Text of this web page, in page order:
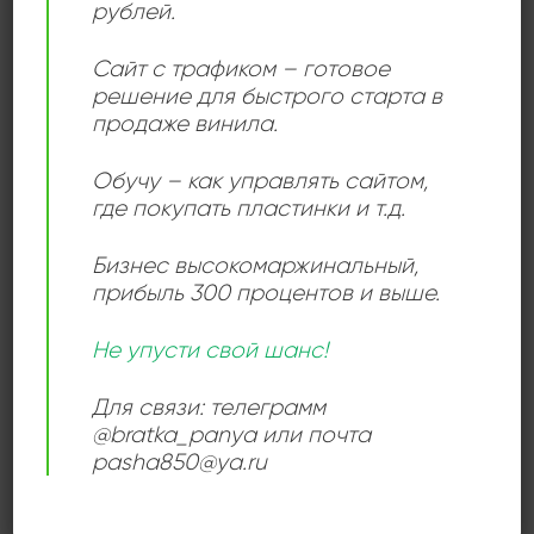
польской импровизационной школы. Их музыка
отличалась глубокой экспрессией, насыщенными
импровизациями и европейской лиричностью.
Особенно ценится за живые записи и редкие
Poljazz и других восточноевропейских винилах.
Add to
wishlist
ДЖАЗ
рублей.
Сайт с трафиком – готовое
решение для быстрого старта в
продаже винила.
Обучу – как управлять сайтом,
где покупать пластинки и т.д.
Бизнес высокомаржинальный,
прибыль 300 процентов и выше.
Не упусти свой шанс!
Для связи: телеграмм
@bratka_panya или почта
pasha850@ya.ru